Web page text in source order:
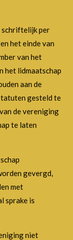
schriftelijk per
het einde van
van het
het lidmaatschap
aan de
gesteld te
de vereniging
te laten
gevergd,
met
sprake is
niet